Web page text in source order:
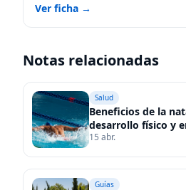
Ver ficha →
Notas relacionadas
Salud
Beneficios de la
desarrollo físico y
15 abr.
Guías